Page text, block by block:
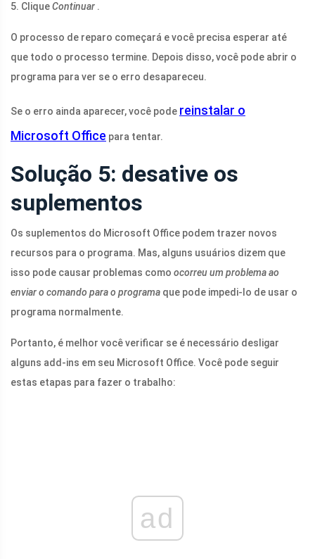
5. CliqueContinuar .
O processo de reparo começará e você precisa esperar até
que todo o processo termine. Depois disso, você pode abrir o
programa para ver se o erro desapareceu.
Se o erro ainda aparecer, você pode reinstalar o
Microsoft Office para tentar.
Solução 5: desative os
suplementos
Os suplementos do Microsoft Office podem trazer novos
recursos para o programa. Mas, alguns usuários dizem que
isso pode causar problemas como ocorreu um problema ao
enviar o comando para o programa que pode impedi-lo de usar o
programa normalmente.
Portanto, é melhor você verificar se é necessário desligar
alguns add-ins em seu Microsoft Office. Você pode seguir
estas etapas para fazer o trabalho:
ad